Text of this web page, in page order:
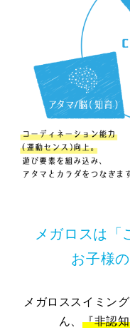
メガロスは「
お子様
メガロススイミン
ん、『非認